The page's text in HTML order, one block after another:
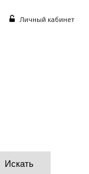
Личный кабинет